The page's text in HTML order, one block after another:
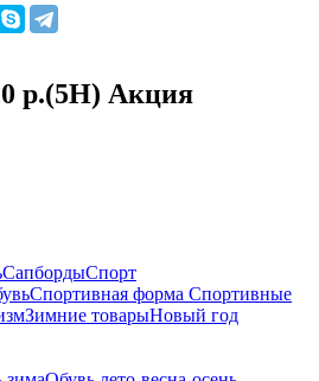
р.(5Н) Акция
СапбордыСпорт
Спортивная форма Спортивные
Зимние товарыНовый год